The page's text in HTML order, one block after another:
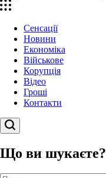
Сенсації
Новини
Економіка
Військове
Корупція
Відео
Гроші
Контакти
Пошук
Що ви шукаєте?